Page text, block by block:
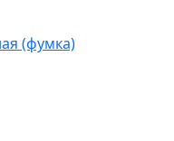
(фумка)